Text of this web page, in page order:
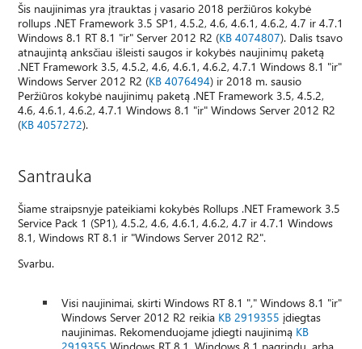
Šis naujinimas yra įtrauktas į vasario 2018 peržiūros kokybė
rollups .NET Framework 3.5 SP1, 4.5.2, 4.6, 4.6.1, 4.6.2, 4.7 ir 4.7.1
Windows 8.1 RT 8.1 "ir" Server 2012 R2 (KB 4074807). Dalis tsavo
atnaujintą anksčiau išleisti saugos ir kokybės naujinimų paketą
.NET Framework 3.5, 4.5.2, 4.6, 4.6.1, 4.6.2, 4.7.1 Windows 8.1 "ir"
Windows Server 2012 R2 (KB 4076494) ir 2018 m. sausio
Peržiūros kokybė naujinimų paketą .NET Framework 3.5, 4.5.2,
4.6, 4.6.1, 4.6.2, 4.7.1 Windows 8.1 "ir" Windows Server 2012 R2
(KB 4057272).
Santrauka
Šiame straipsnyje pateikiami kokybės Rollups .NET Framework 3.5
Service Pack 1 (SP1), 4.5.2, 4.6, 4.6.1, 4.6.2, 4.7 ir 4.7.1 Windows
8.1, Windows RT 8.1 ir "Windows Server 2012 R2".
Svarbu.
Visi naujinimai, skirti Windows RT 8.1 "," Windows 8.1 "ir"
Windows Server 2012 R2 reikia KB 2919355 įdiegtas
naujinimas. Rekomenduojame įdiegti naujinimą KB